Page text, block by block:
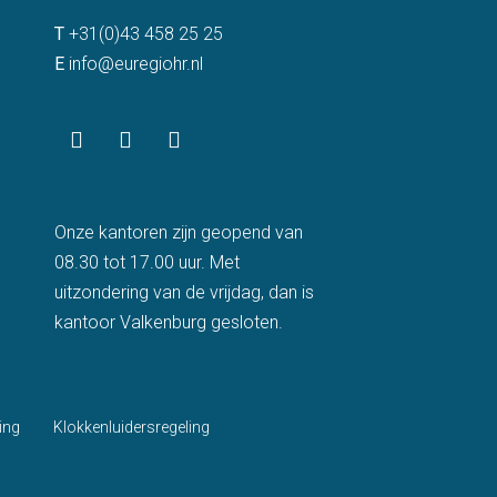
T +31(0)43 458 25 25
E info@euregiohr.nl
Onze kantoren zijn geopend van
08.30 tot 17.00 uur. Met
uitzondering van de vrijdag, dan is
kantoor Valkenburg gesloten.
Klokkenluidersregeling